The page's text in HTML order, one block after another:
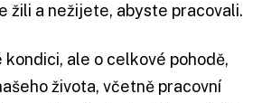
žili a nežijete, abyste pracovali.
ale o celkové pohodě,
života, včetně pracovní